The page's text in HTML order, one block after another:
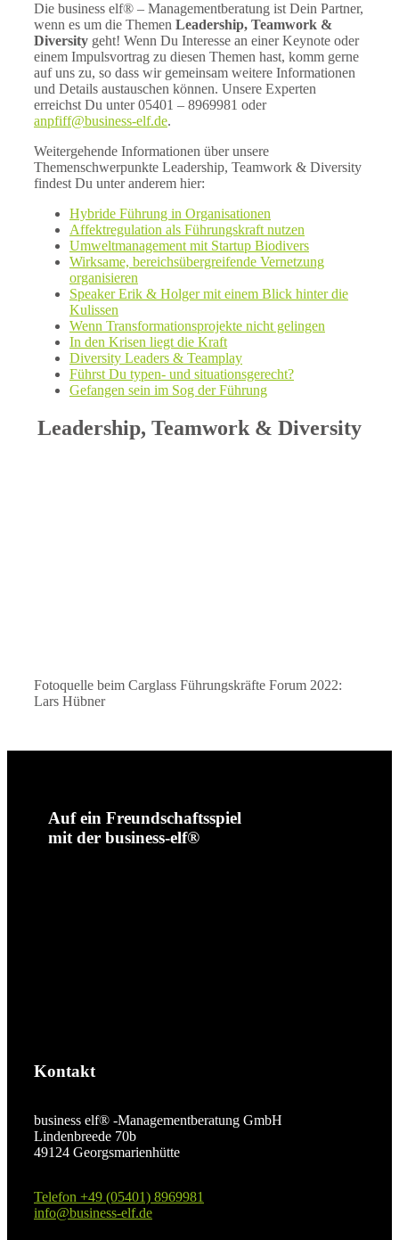
Die business elf® – Managementberatung ist Dein Partner,
wenn es um die Themen Leadership, Teamwork &
Diversity geht! Wenn Du Interesse an einer Keynote oder
einem Impulsvortrag zu diesen Themen hast, komm gerne
auf uns zu, so dass wir gemeinsam weitere Informationen
und Details austauschen können. Unsere Experten
erreichst Du unter 05401 – 8969981 oder
anpfiff@business-elf.de.
Weitergehende Informationen über unsere
Themenschwerpunkte Leadership, Teamwork & Diversity
findest Du unter anderem hier:
Hybride Führung in Organisationen
Affektregulation als Führungskraft nutzen
Umweltmanagement mit Startup Biodivers
Wirksame, bereichsübergreifende Vernetzung
organisieren
Speaker Erik & Holger mit einem Blick hinter die
Kulissen
Wenn Transformationsprojekte nicht gelingen
In den Krisen liegt die Kraft
Diversity Leaders & Teamplay
Führst Du typen- und situationsgerecht?
Gefangen sein im Sog der Führung
Leadership, Teamwork & Diversity
Fotoquelle beim Carglass Führungskräfte Forum 2022:
Lars Hübner
Auf ein Freundschaftsspiel
mit der business-elf®
Kontakt
business elf® -Managementberatung GmbH
Lindenbreede 70b
49124 Georgsmarienhütte
Telefon +49 (05401) 8969981
info@business-elf.de